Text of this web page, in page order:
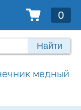
0
Найти
медный